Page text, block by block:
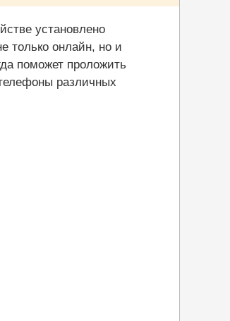
установлено
только онлайн, но и
поможет проложить
различных